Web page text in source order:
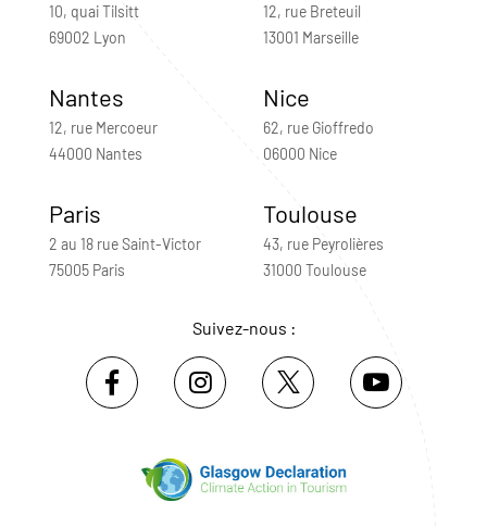
10, quai Tilsitt
69002 Lyon
12, rue Breteuil
13001 Marseille
Nantes
12, rue Mercoeur
44000 Nantes
Nice
62, rue Gioffredo
06000 Nice
Paris
2 au 18 rue Saint-Victor
75005 Paris
Toulouse
43, rue Peyrolières
31000 Toulouse
Suivez-nous :